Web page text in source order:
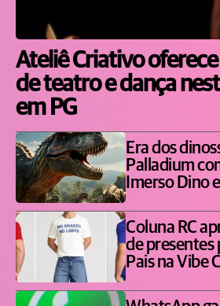
Ateliê Criativo
de teatro e dança
em PG
Era dos
Palladium
Imerso Dino
Coluna RC
de presentes
Pais na Vibe